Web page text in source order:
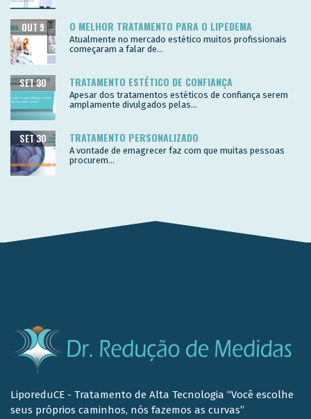
O MELHOR TRATAMENTO PARA O LIPEDEMA
OUT 9
Atualmente no mercado estético muitos profissionais
começaram a falar de...
TRATAMENTO ESTÉTICO DE CONFIANÇA
SET 30
Apesar dos tratamentos estéticos de confiança serem
amplamente divulgados pelas...
TRATAMENTO PERSONALIZADO
SET 30
A vontade de emagrecer faz com que muitas pessoas
procurem...
LiporeduCE - Tratamento de Alta Tecnologia “Você escolhe
seus próprios caminhos, nós fazemos as curvas”